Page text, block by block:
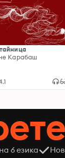
Карабаш
6 езика